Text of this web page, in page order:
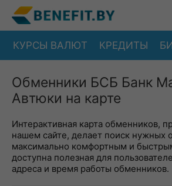
КУРСЫ ВАЛЮТ КРЕДИТЫ
Обменники БСБ Банк
Автюки на карте
Интерактивная карта обменников,
нашем сайте, делает поиск нужных
максимально комфортным и
доступна полезная для
адреса и время работы обменников.